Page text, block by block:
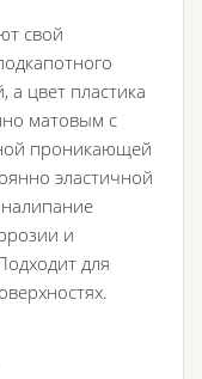
свой
а цвет пластика
матовым с
проникающей
эластичной
и
для